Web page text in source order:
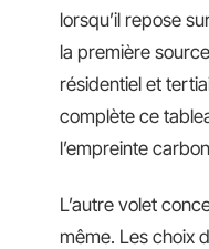
lorsqu’il repose
la première
résidentiel et
complète ce
l’empreinte
L’autre volet
même. Les choix